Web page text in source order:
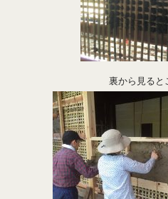
裏から見ると